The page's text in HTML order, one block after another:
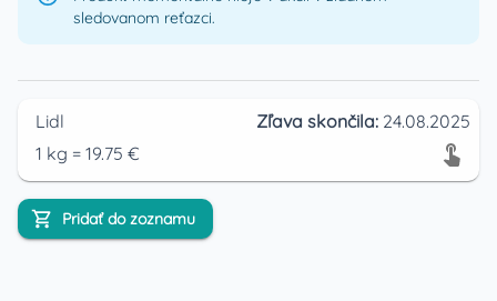
sledovanom reťazci.
Lidl Zľava skončila: 24.08.2025
1 kg = 19.75 €
Pridať do zoznamu